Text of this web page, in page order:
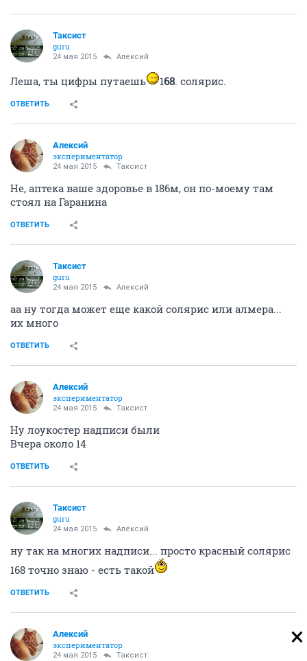
Таксист
guru
24 мая 2015 Алексий
Леша, ты цифры путаешь 168. солярис.
ОТВЕТИТЬ
Алексий
экспериментатор
24 мая 2015 Таксист
Не, аптека ваше здоровье в 186м, он по-моему там
стоял на Гаранина
ОТВЕТИТЬ
Таксист
guru
24 мая 2015 Алексий
аа ну тогда может еще какой солярис или алмера...
их много
ОТВЕТИТЬ
Алексий
экспериментатор
24 мая 2015 Таксист
Ну лоукостер надписи были
Вчера около 14
ОТВЕТИТЬ
Таксист
guru
24 мая 2015 Алексий
ну так на многих надписи... просто красный солярис
168 точно знаю - есть такой
ОТВЕТИТЬ
Алексий
экспериментатор
24 мая 2015 Таксист